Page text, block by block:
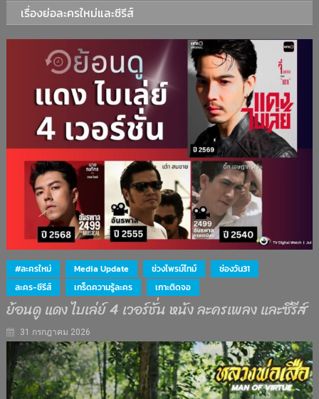
เรื่องย่อละครใหม่และซีรีส์
#ละครใหม่ Media Update ช่วงไพรม์ไทม์
ช่องวัน31
ละคร-ซีรีส์
เกร็ดความรู้ละคร เกาะติดจอ
ย้อนดู แดง ไบเล่ย์ 4 เวอร์ชั่น หนัง ละครเพลง และซีรีส์
31 กรกฎาคม 2026